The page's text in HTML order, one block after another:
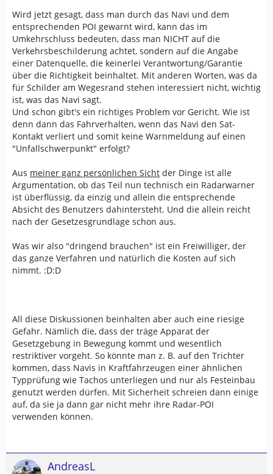
Wird jetzt gesagt, dass man durch das Navi und dem
entsprechenden POI gewarnt wird, kann das im
Umkehrschluss bedeuten, dass man NICHT auf die
Verkehrsbeschilderung achtet, sondern auf die Angabe
einer Datenquelle, die keinerlei Verantwortung/Garantie
über die Richtigkeit beinhaltet. Mit anderen Worten, was da
für Schilder am Wegesrand stehen interessiert nicht, wichtig
ist, was das Navi sagt.
Und schon gibt's ein richtiges Problem vor Gericht. Wie ist
denn dann das Fahrverhalten, wenn das Navi den Sat-
Kontakt verliert und somit keine Warnmeldung auf einen
"Unfallschwerpunkt" erfolgt?
Aus meiner ganz persönlichen Sicht der Dinge ist alle
Argumentation, ob das Teil nun technisch ein Radarwarner
ist überflüssig, da einzig und allein die entsprechende
Absicht des Benutzers dahintersteht. Und die allein reicht
nach der Gesetzesgrundlage schon aus.
Was wir also "dringend brauchen" ist ein Freiwilliger, der
das ganze Verfahren und natürlich die Kosten auf sich
nimmt. :D:D
All diese Diskussionen beinhalten aber auch eine riesige
Gefahr. Nämlich die, dass der träge Apparat der
Gesetzgebung in Bewegung kommt und wesentlich
restriktiver vorgeht. So könnte man z. B. auf den Trichter
kommen, dass Navis in Kraftfahrzeugen einer ähnlichen
Typprüfung wie Tachos unterliegen und nur als Festeinbau
genutzt werden dürfen. Mit Sicherheit schreien dann einige
auf, da sie ja dann gar nicht mehr ihre Radar-POI
verwenden können.
AndreasL